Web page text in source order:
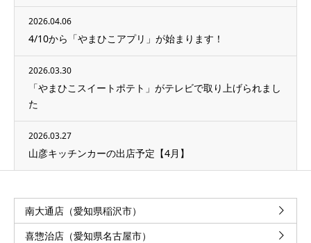
2026.04.06
4/10から「やまひこアプリ」が始まります！
2026.03.30
「やまひこスイートポテト」がテレビで取り上げられまし
た
2026.03.27
山彦キッチンカーの出店予定【4月】
南大通店（愛知県稲沢市）
喜惣治店（愛知県名古屋市）